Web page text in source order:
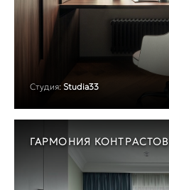
Студия: Studia33
ГАРМОНИЯ КОНТРАСТОВ